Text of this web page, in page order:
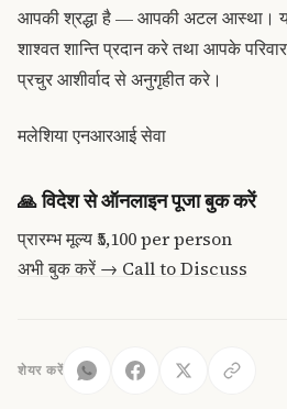
आपकीश्रद्धाहै — आपकी अटल आस्था। यह
शाश्वत शान्ति प्रदान करे तथा आपके
प्रचुर आशीर्वाद से अनुगृहीत करे।
मलेशिया एनआरआई सेवा
🙏विदेश से ऑनलाइन पूजा बुक करें
प्रारम्भ मूल्य ₹5,100per person
अभी बुक करें → Call to Discuss
शेयर करें